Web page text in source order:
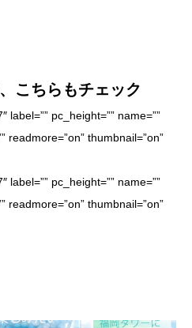
こちらもチェック
label=”” pc_height=”” name=””
readmore=”on” thumbnail=”on”
label=”” pc_height=”” name=””
readmore=”on” thumbnail=”on”